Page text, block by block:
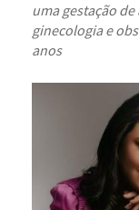
uma gestação
ginecologia e
anos